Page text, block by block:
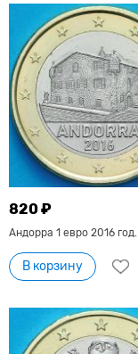
820 ₽
Андорра 1 евро 2016 год.
В корзину